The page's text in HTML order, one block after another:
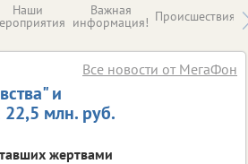
Наши Важная
информация! Происшествия
и
млн. руб.
Все новости от МегаФон
жертвами